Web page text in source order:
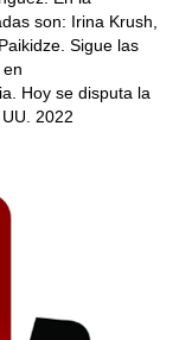
son: Irina Krush,
Sigue las
Hoy se disputa la
2022